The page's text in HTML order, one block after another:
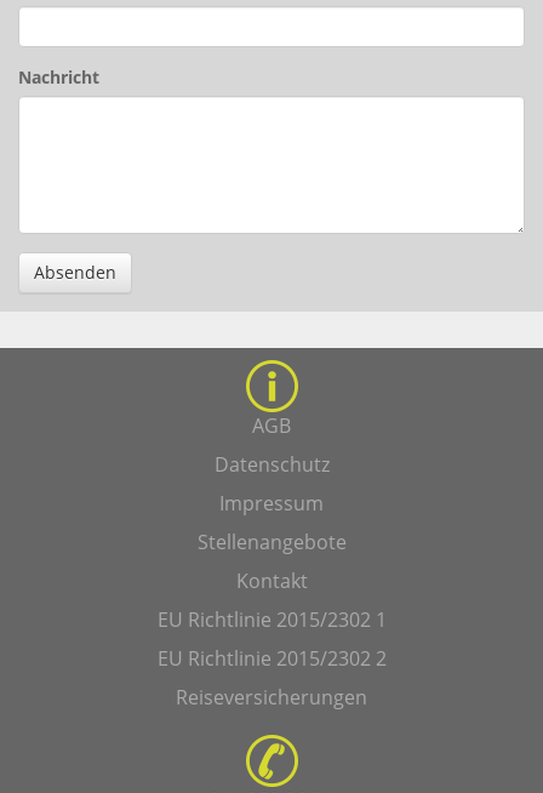
Nachricht
Absenden
AGB
Datenschutz
Impressum
Stellenangebote
Kontakt
EU Richtlinie 2015/2302 1
EU Richtlinie 2015/2302 2
Reiseversicherungen